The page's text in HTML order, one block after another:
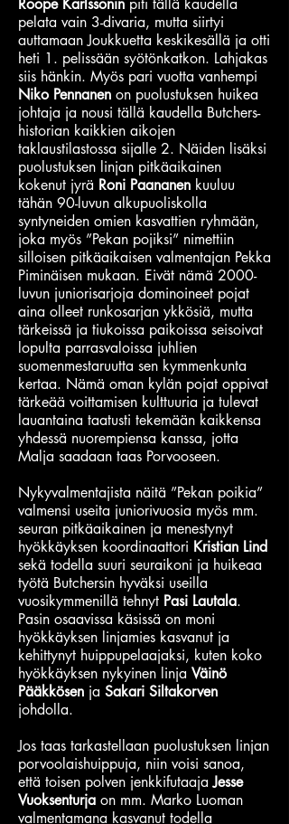
Roope Karlssonin piti tällä kaudella
pelata vain 3-divaria, mutta siirtyi
auttamaan Joukkuetta keskikesällä ja otti
heti 1. pelissään syötönkatkon. Lahjakas
siis hänkin. Myös pari vuotta vanhempi
Niko Pennanen on puolustuksen huikea
johtaja ja nousi tällä kaudella Butchers-
historian kaikkien aikojen
taklaustilastossa sijalle 2. Näiden lisäksi
puolustuksen linjan pitkäaikainen
kokenut jyrä Roni Paananen kuuluu
tähän 90-luvun alkupuoliskolla
syntyneiden omien kasvattien ryhmään,
joka myös ”Pekan pojiksi” nimettiin
silloisen pitkäaikaisen valmentajan Pekka
Piminäisen mukaan. Eivät nämä 2000-
luvun juniorisarjoja dominoineet pojat
aina olleet runkosarjan ykkösiä, mutta
tärkeissä ja tiukoissa paikoissa seisoivat
lopulta parrasvaloissa juhlien
suomenmestaruutta sen kymmenkunta
kertaa. Nämä oman kylän pojat oppivat
tärkeää voittamisen kulttuuria ja tulevat
lauantaina taatusti tekemään kaikkensa
yhdessä nuorempiensa kanssa, jotta
Malja saadaan taas Porvooseen.
Nykyvalmentajista näitä ”Pekan poikia”
valmensi useita juniorivuosia myös mm.
seuran pitkäaikainen ja menestynyt
hyökkäyksen koordinaattori Kristian Lind
sekä todella suuri seuraikoni ja huikeaa
työtä Butchersin hyväksi useilla
vuosikymmenillä tehnyt Pasi Lautala.
Pasin osaavissa käsissä on moni
hyökkäyksen linjamies kasvanut ja
kehittynyt huippupelaajaksi, kuten koko
hyökkäyksen nykyinen linja Väinö
Pääkkösen ja Sakari Siltakorven
johdolla.
Jos taas tarkastellaan puolustuksen linjan
porvoolaishuippuja, niin voisi sanoa,
että toisen polven jenkkifutaajaJesse
Vuoksenturja on mm. Marko Luoman
valmentamana kasvanut todella